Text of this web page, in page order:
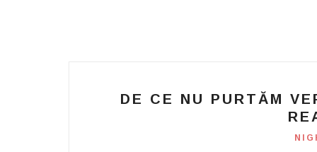
DE CE NU PURTĂM